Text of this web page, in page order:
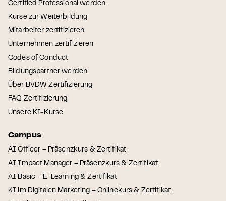
Certified Professional werden
Kurse zur Weiterbildung
Mitarbeiter zertifizieren
Unternehmen zertifizieren
Codes of Conduct
Bildungspartner werden
Über BVDW Zertifizierung
FAQ Zertifizierung
Unsere KI-Kurse
Campus
AI Officer – Präsenzkurs & Zertifikat
AI Impact Manager – Präsenzkurs & Zertifikat
AI Basic – E-Learning & Zertifikat
KI im Digitalen Marketing – Onlinekurs & Zertifikat